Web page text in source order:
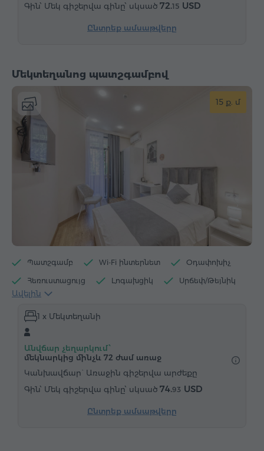
"Զանգ-զարթուցիչ" ծառայություն
Կաբելային հեռուստաալիքներ Մանրահատակ
Մեկ գիշերվա գինը՝ սկսած 72.15 USD
Ընտրեք ամսաթվերը
Մեկտեղանոց պատշգամբով
15 ք. մ
Պատշգամբ Wi-Fi ինտերնետ Օդափոխիչ
Հեռուստացույց Լոգախցիկ Սրճեփ/Թեյնիկ
Էլեկտրական թեյնիկ
Հիգիենայի պարագաներ
Հողաթափեր
Պահարան Գրասեղան
Չհրկիզվող պահարան
"Զանգ-զարթուցիչ" ծառայություն
Կաբելային հեռուստաալիքներ Մանրահատակ
Ավելին
1 x Մեկտեղանի
Անվճար չեղարկում՝
մեկնարկից մինչև 72 ժամ առաջ
Կանխավճար` Առաջին գիշերվա արժեքը
Մեկ գիշերվա գինը՝ սկսած 74.93 USD
Ընտրեք ամսաթվերը